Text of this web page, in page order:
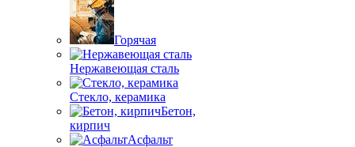
Горячая
Нержавеющая сталь
Стекло, керамика
Бетон,
кирпич
Асфальт